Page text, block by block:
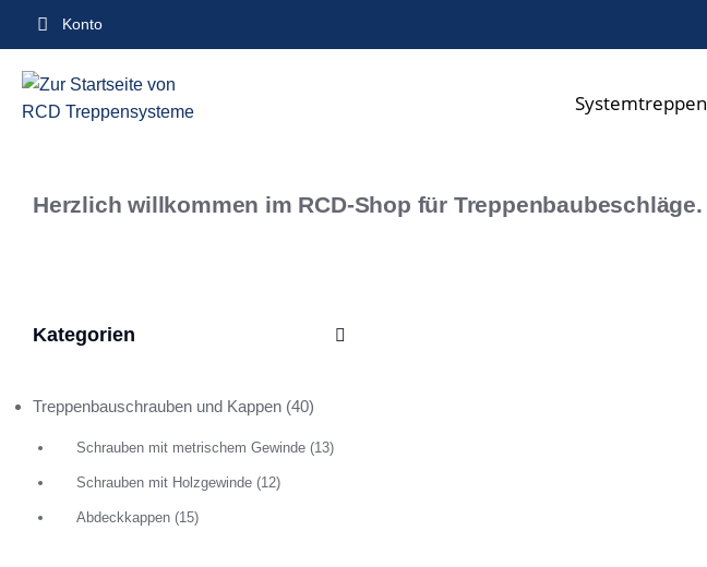
springenKonto
Systemtreppen
Herzlich willkommen im RCD-Shop für Treppenbaubeschläge.
Kategorien
Treppenbauschrauben und Kappen (40)
Schrauben mit metrischem Gewinde (13)
Schrauben mit Holzgewinde (12)
Abdeckkappen (15)